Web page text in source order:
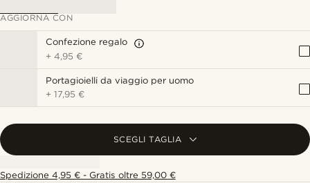
AGGIORNA CON
Confezione regalo
+4,95 €
Portagioielli da viaggio per uomo
+17,95 €
SCEGLI TAGLIA
Spedizione 4,95 € - Gratis oltre 59,00 €